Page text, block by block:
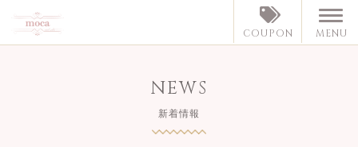
COUPON MENU
NEWS
新着情報